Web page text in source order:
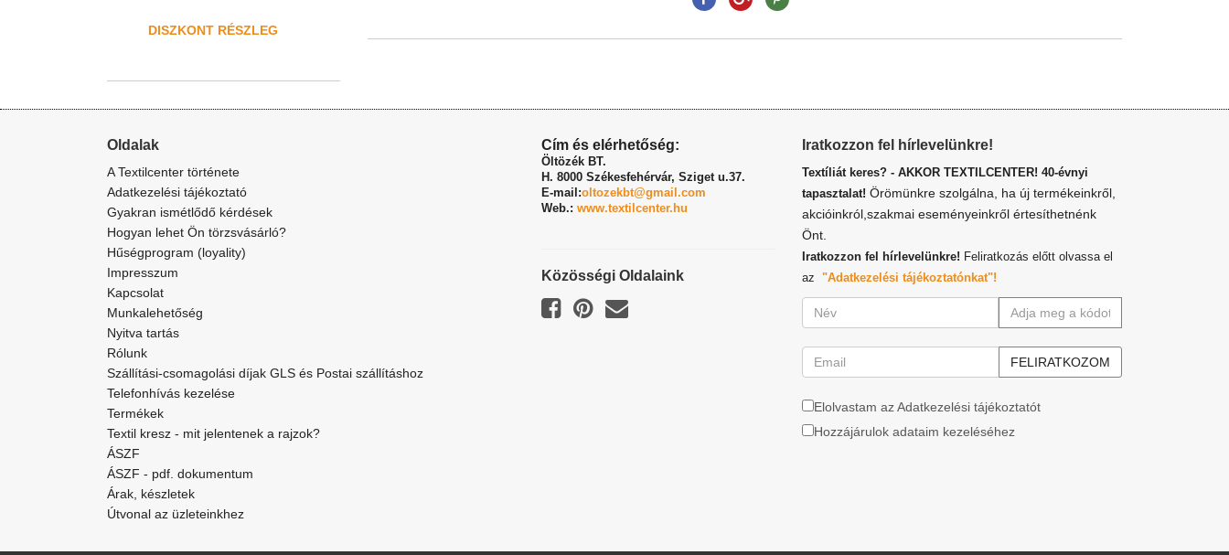
DISZKONT RÉSZLEG
Oldalak
A Textilcenter története
Adatkezelési tájékoztató
Gyakran ismétlődő kérdések
Hogyan lehet Ön törzsvásárló?
Hűségprogram (loyality)
Impresszum
Kapcsolat
Munkalehetőség
Nyitva tartás
Rólunk
Szállítási-csomagolási díjak GLS és Postai szállításhoz
Telefonhívás kezelése
Termékek
Textil kresz - mit jelentenek a rajzok?
ÁSZF
ÁSZF - pdf. dokumentum
Árak, készletek
Útvonal az üzleteinkhez
Cím és elérhetőség:
Öltözék BT.
H. 8000 Székesfehérvár, Sziget u.37.
E-mail:oltozekbt@gmail.com
Web.: www.textilcenter.hu
Közösségi Oldalaink
Iratkozzon fel hírlevelünkre!
Textíliát keres? - AKKOR TEXTILCENTER! 40-évnyi
tapasztalat! Örömünkre szolgálna, ha új termékeinkről,
akcióinkról,szakmai eseményeinkről értesíthetnénk
Önt.
Iratkozzon fel hírlevelünkre! Feliratkozás előtt olvassa el
az "Adatkezelési tájékoztatónkat"!
Elolvastam az Adatkezelési tájékoztatót
Hozzájárulok adataim kezeléséhez